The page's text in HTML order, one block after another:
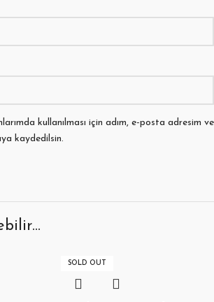
kullanılması için adım, e-posta adresim ve
kaydedilsin.
SOLD OUT